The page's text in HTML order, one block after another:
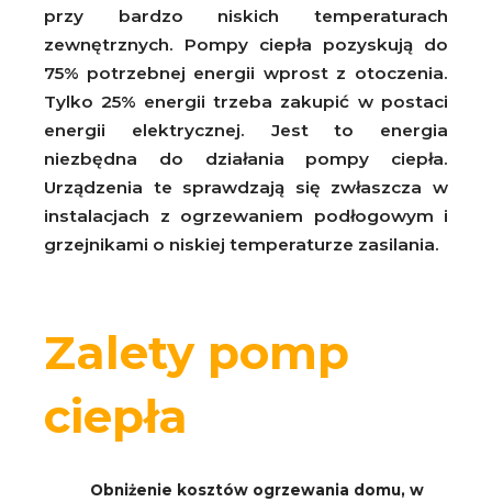
przy bardzo niskich temperaturach
zewnętrznych. Pompy ciepła pozyskują do
75% potrzebnej energii wprost z otoczenia.
Tylko 25% energii trzeba zakupić w postaci
energii elektrycznej. Jest to energia
niezbędna do działania pompy ciepła.
Urządzenia te sprawdzają się zwłaszcza w
instalacjach z ogrzewaniem podłogowym i
grzejnikami o niskiej temperaturze zasilania.
Zalety pomp
ciepła
Obniżenie kosztów ogrzewania domu, w